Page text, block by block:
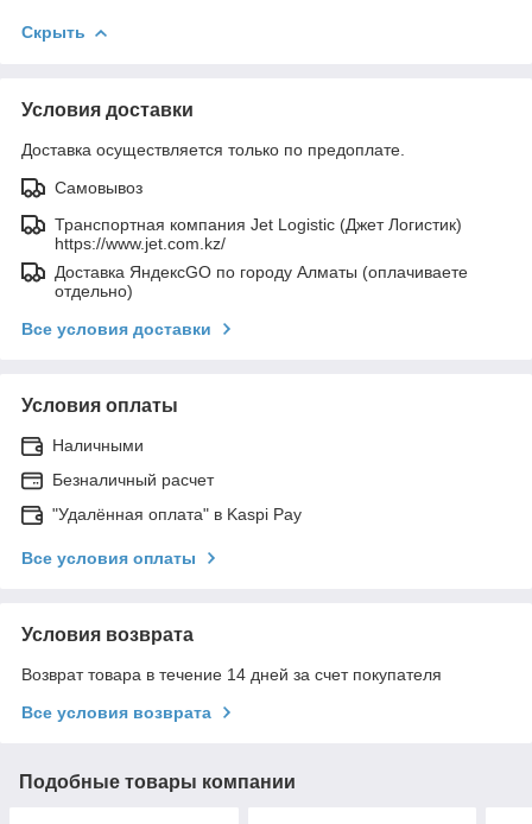
Скрыть
Условия доставки
Доставка осуществляется только по предоплате.
Самовывоз
Транспортная компания Jet Logistic (Джет Логистик)
https://www.jet.com.kz/
Доставка ЯндексGO по городу Алматы (оплачиваете
отдельно)
Все условия доставки
Условия оплаты
Наличными
Безналичный расчет
"Удалённая оплата" в Kaspi Pay
Все условия оплаты
Условия возврата
Возврат товара в течение 14 дней за счет покупателя
Все условия возврата
Подобные товары компании